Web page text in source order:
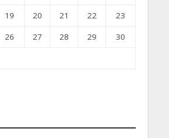
19 20 21 22
23
26 27 28 29
30